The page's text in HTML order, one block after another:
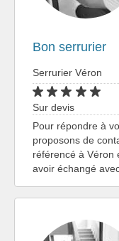
Bon serrurier
Serrurier Véron
Sur devis
Pour répondre à
proposons de
référencé à Véron
avoir échangé